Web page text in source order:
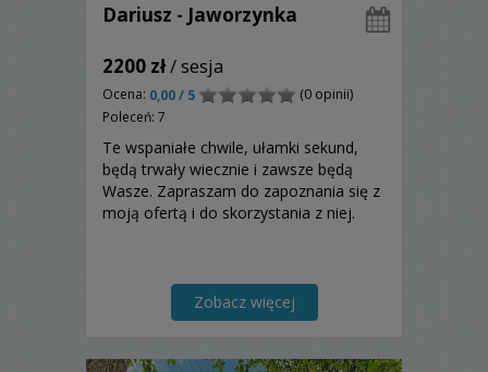
Dariusz - Jaworzynka
2200 zł/ sesja
Ocena: 0,00 / 5
(0 opinii)
Poleceń: 7
Te wspaniałe chwile, ułamki sekund,
będą trwały wiecznie i zawsze będą
Wasze. Zapraszam do zapoznania się z
moją ofertą i do skorzystania z niej.
Zobacz więcej